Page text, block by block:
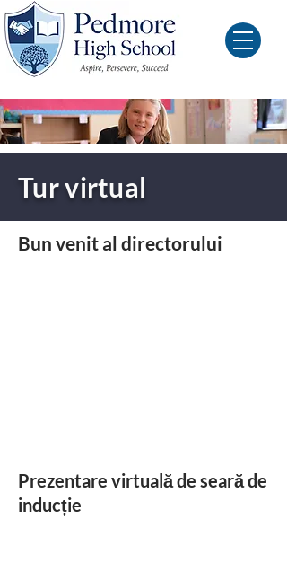
Tur virtual
Bun venit al directorului
Prezentare virtuală de seară de
inducție